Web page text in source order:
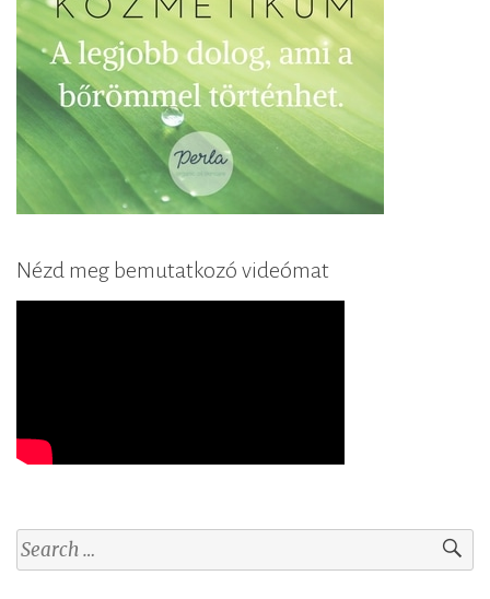
Nézd meg bemutatkozó videómat
S
e